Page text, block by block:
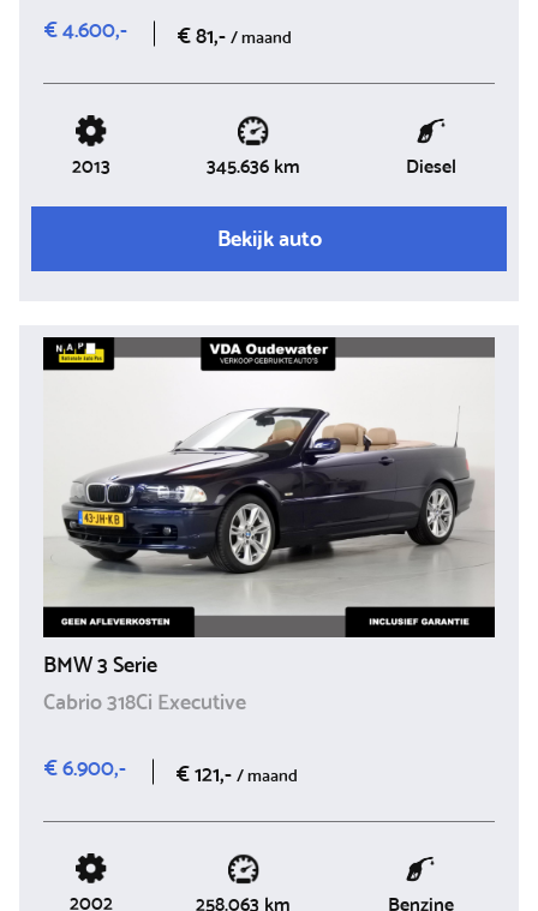
€ 4.600,-
€ 81,-/ maand
2013 345.636 km Diesel
Bekijk auto
BMW 3 Serie
Cabrio 318Ci Executive
€ 6.900,-
€ 121,-/ maand
2002 258.063 km Benzine